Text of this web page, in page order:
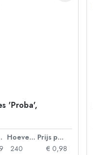
'Proba',
Hoeveelheid
Prijs per eenheid
240
€ 0,98